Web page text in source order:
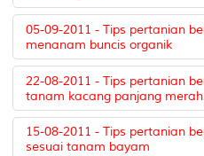
05-09-2011 - Tips pertanian
menanam buncis organik
22-08-2011 - Tips pertanian
tanam kacang panjang merah
15-08-2011 - Tips pertanian
sesuai tanam bayam